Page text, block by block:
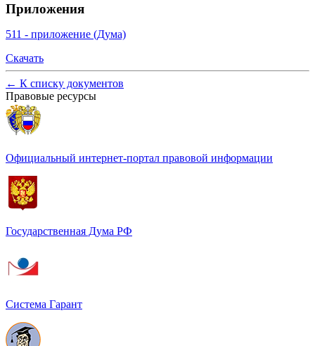
Приложения
511 - приложение (Дума)
Скачать
← К списку документов
Правовые ресурсы
Официальный интернет-портал правовой информации
Государственная Дума РФ
Система Гарант